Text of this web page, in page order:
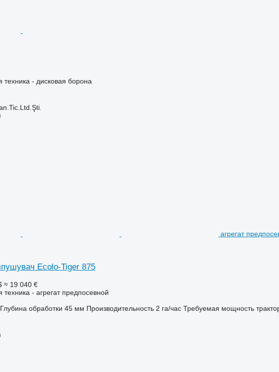
- дисковая борона
агрегат
Ecolo-Tiger 875
≈ 19 040 €
- агрегат предпосевной
Глубина обработки 45 мм Производительность 2 га/час Требуемая мощность